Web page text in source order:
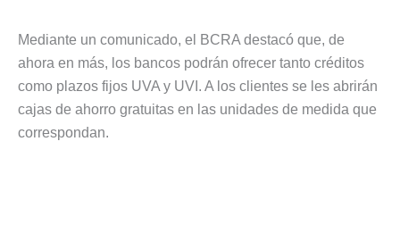
Mediante un comunicado, el BCRA destacó que, de
ahora en más, los bancos podrán ofrecer tanto créditos
como plazos fijos UVA y UVI. A los clientes se les abrirán
cajas de ahorro gratuitas en las unidades de medida que
correspondan.